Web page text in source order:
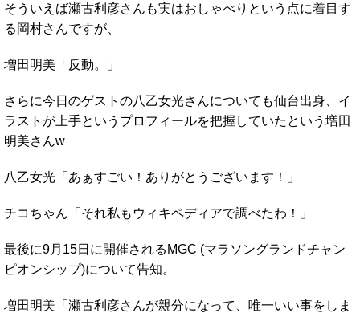
そういえば瀬古利彦さんも実はおしゃべりという点に着目す
る岡村さんですが、
増田明美「反動。」
さらに今日のゲストの八乙女光さんについても仙台出身、イ
ラストが上手というプロフィールを把握していたという増田
明美さんw
八乙女光「あぁすごい！ありがとうございます！」
チコちゃん「それ私もウィキペディアで調べたわ！」
最後に9月15日に開催されるMGC (マラソングランドチャン
ピオンシップ)について告知。
増田明美「瀬古利彦さんが親分になって、唯一いい事をしま